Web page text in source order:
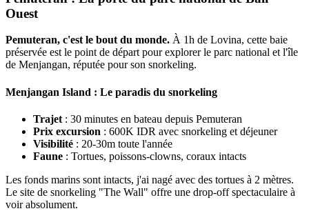
Ouest
Pemuteran, c'est le bout du monde. À 1h de Lovina, cette baie
préservée est le point de départ pour explorer le parc national et l'île
de Menjangan, réputée pour son snorkeling.
Menjangan Island : Le paradis du snorkeling
Trajet : 30 minutes en bateau depuis Pemuteran
Prix excursion : 600K IDR avec snorkeling et déjeuner
Visibilité : 20-30m toute l'année
Faune : Tortues, poissons-clowns, coraux intacts
Les fonds marins sont intacts, j'ai nagé avec des tortues à 2 mètres.
Le site de snorkeling "The Wall" offre une drop-off spectaculaire à
voir absolument.